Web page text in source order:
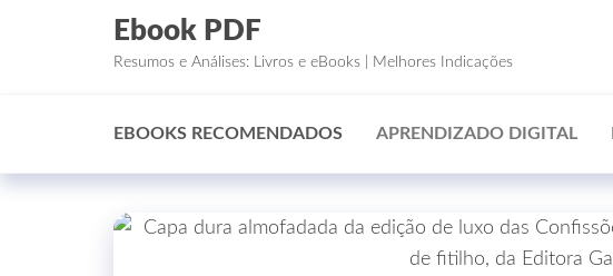
Ebook PDF
Resumos e Análises: Livros e eBooks | Melhores Indicações
EBOOKS RECOMENDADOS APRENDIZADO DIGITAL